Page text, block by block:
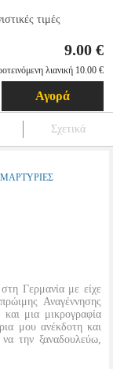
τιμές
9.00 €
λιανική 10.00 €
Αγορά
Σχετικά
ΜΑΡΤΥΡΙΕΣ
Γερμανία με είχε
Αναγέννησης
μια μικρογραφία
μου ανέκδοτη και
την ξαναδουλεύω,